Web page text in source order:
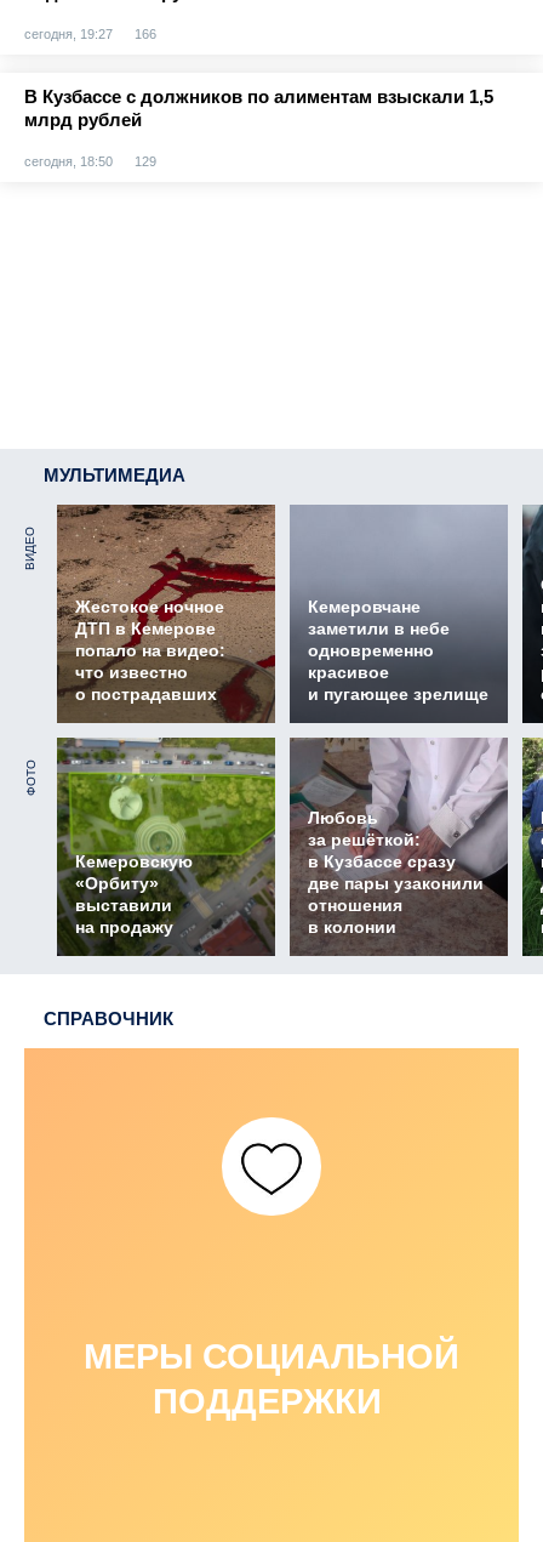
сегодня, 19:27 166
В Кузбассе с должников по алиментам взыскали 1,5
млрд рублей
сегодня, 18:50 129
МУЛЬТИМЕДИА
ВИДЕО
Жестокое ночное
ДТП в Кемерове
попало на видео:
что известно
о пострадавших
Кемеровчане
заметили в небе
одновременно
красивое
и пугающее зрелище
ФОТО
Кемеровскую
«Орбиту»
выставили
на продажу
Любовь
за решёткой:
в Кузбассе сразу
две пары узаконили
отношения
в колонии
СПРАВОЧНИК
МЕРЫ СОЦИАЛЬНОЙ
ПОДДЕРЖКИ